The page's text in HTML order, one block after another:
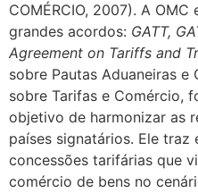
COMÉRCIO, 2007). A
grandes acordos: GATT,
Agreement on Tariffs and
sobre Pautas Aduaneiras
sobre Tarifas e Comércio,
objetivo de harmonizar as
países signatários. Ele traz
concessões tarifárias que
comércio de bens no